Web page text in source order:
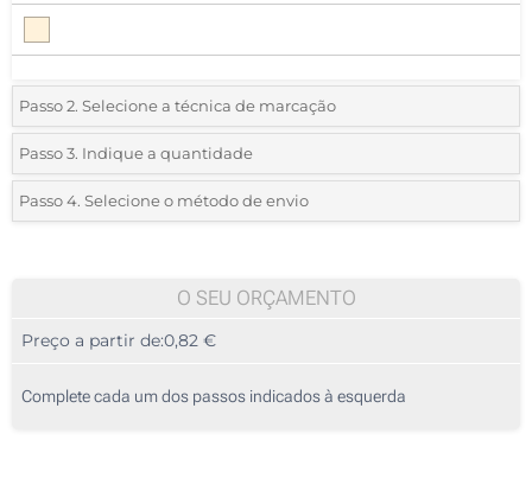
Passo 2. Selecione a técnica de marcação
*Selecione o tipo de marcação e as cores do logotipo:
1 Cor (Num lado)
Passo 3. Indique a quantidade
*Quantidade mínima:25
50
125
Passo 4. Selecione o método de envio
O SEU ORÇAMENTO
Preço a partir de:0,82 €
Complete cada um dos passos indicados à esquerda